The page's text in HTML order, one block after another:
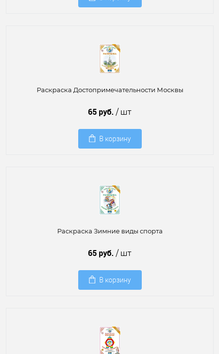
Раскраска Достопримечательности Москвы
65 руб. / шт
В корзину
Раскраска Зимние виды спорта
65 руб. / шт
В корзину